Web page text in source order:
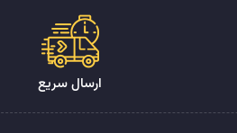
ارسال سریع